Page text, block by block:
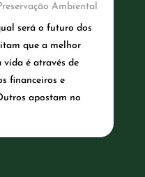
Ambiental
será o futuro dos
que a melhor
é através de
financeiros e
apostam no